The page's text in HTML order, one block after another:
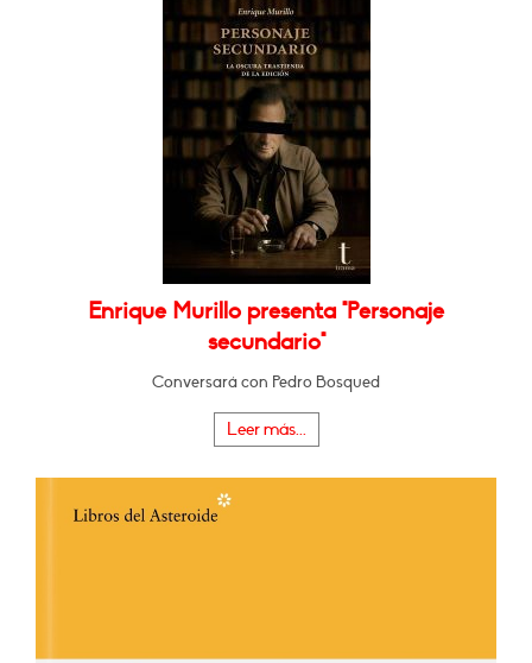
Enrique Murillo presenta "Personaje
secundario"
Conversará con Pedro Bosqued
Leer más...